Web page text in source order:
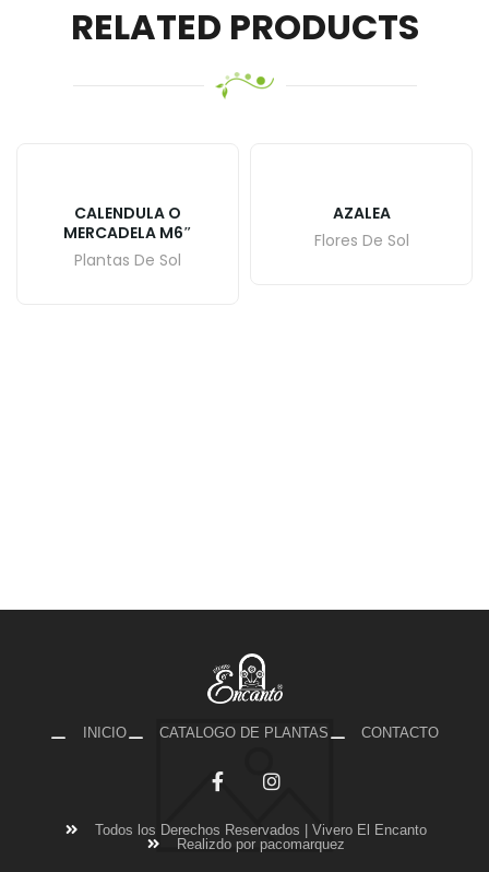
RELATED PRODUCTS
CALENDULA O
MERCADELA M6″
Plantas De Sol
AZALEA
Flores De Sol
INICIO CATALOGO DE PLANTAS CONTACTO
Todos los Derechos Reservados | Vivero El Encanto
Realizdo por pacomarquez